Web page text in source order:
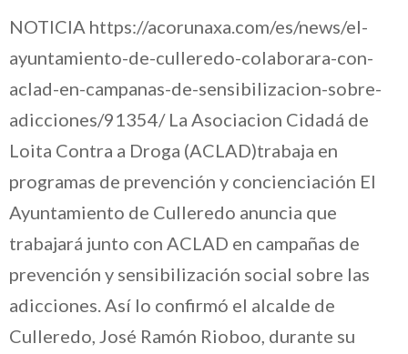
NOTICIA https://acorunaxa.com/es/news/el-
ayuntamiento-de-culleredo-colaborara-con-
aclad-en-campanas-de-sensibilizacion-sobre-
adicciones/91354/ La Asociacion Cidadá de
Loita Contra a Droga (ACLAD)trabaja en
programas de prevención y concienciación El
Ayuntamiento de Culleredo anuncia que
trabajará junto con ACLAD en campañas de
prevención y sensibilización social sobre las
adicciones. Así lo confirmó el alcalde de
Culleredo, José Ramón Rioboo, durante su